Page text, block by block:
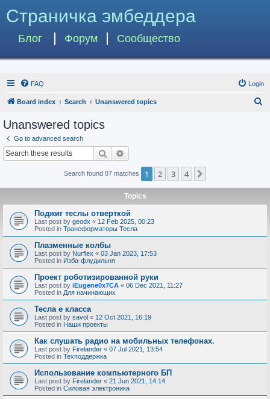
Страничка эмбеддера
Блог Форум Сообщество
FAQ Login
Board index Search Unanswered topics
Unanswered topics
Go to advanced search
Search
Search found 87 matches 1 2 3 4
Topics
Поджиг теслы отверткой
Last post by geodx « 12 Feb 2025, 00:23
Posted in Трансформаторы Тесла
Плазменные колбы
Last post by Nurflex « 03 Jan 2023, 17:53
Posted in Изба-флудильня
Проект роботизированной руки
Last post by iEugene0x7CA « 06 Dec 2021, 11:27
Posted in Для начинающих
Тесла е класса
Last post by savol « 12 Oct 2021, 16:19
Posted in Наши проекты
Как слушать радио на мобильных телефонах.
Last post by Firelander « 07 Jul 2021, 13:54
Posted in Техподдержка
Использование компьютерного БП
Last post by Firelander « 21 Jun 2021, 14:14
Posted in Силовая электроника